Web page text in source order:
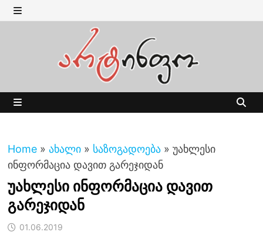
Skip
to MENU
Home » ახალი » საზოგადოება » უახლესი
ინფორმაცია დავით გარეჯიდან
უახლესი ინფორმაცია დავით
გარეჯიდან
01.06.2019